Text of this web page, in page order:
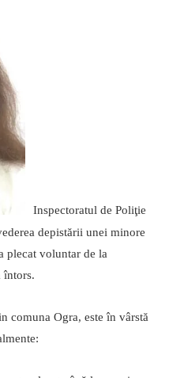
Inspectoratul de Poliţie
depistării unei minore
plecat voluntar de la
întors.
Ogra, este în vârstă